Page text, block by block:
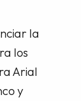
la
los
Arial
y